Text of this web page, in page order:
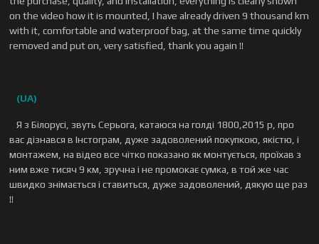
on the video how it is mounted, I have already driven 9 thousand km
with it, comfortable and waterproof bag, at the same time quickly
removed and put on, very satisfied, thank you again !!
(UA)
Я з Білорусі, звуть Серьога, катаюся на голді 1800,2015 р, про
вас дізнався в Інстограм, дуже задоволений покупкою, якістю, і
монтажем, на відео все чітко показано як монтується, проїхав з
ним вже тисяч 9 км, зручна і не промокає сумка, в той же час
швидко знімається і ставиться, дуже задоволений, дякую ще раз
!!